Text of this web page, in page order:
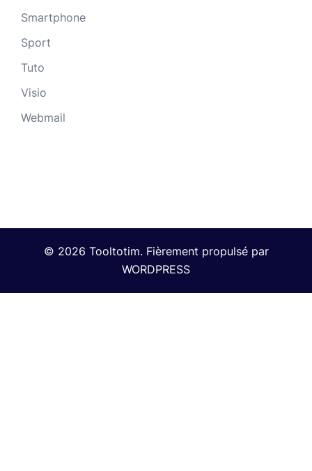
Smartphone
Sport
Tuto
Visio
Webmail
© 2026 Tooltotim. Fièrement propulsé par
WORDPRESS